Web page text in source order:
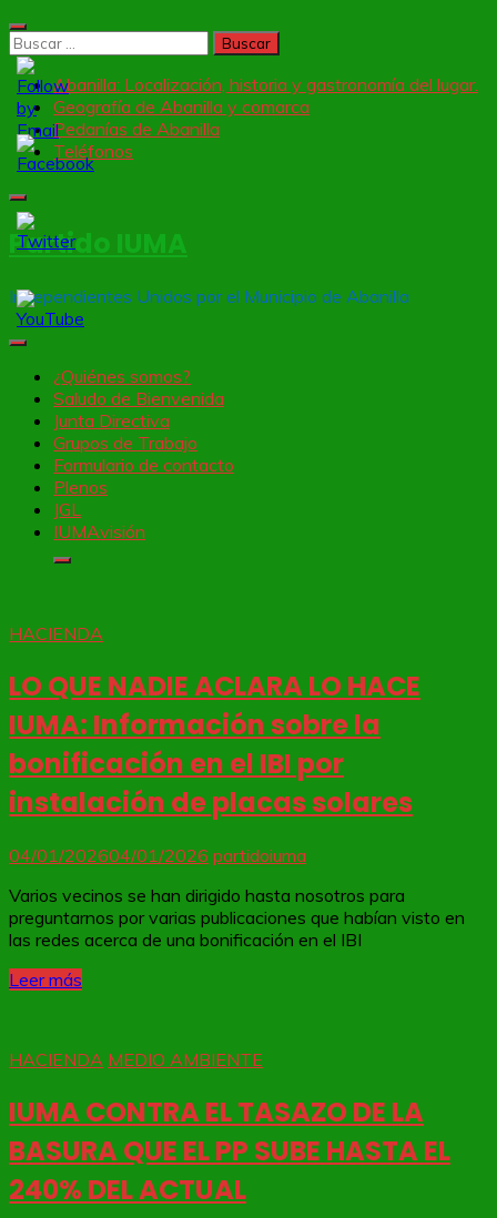
Saltar
al
contenido
Buscar:
Abanilla: Localización, historia y gastronomía del lugar.
Geografía de Abanilla y comarca
Pedanías de Abanilla
Teléfonos
Partido IUMA
Independientes Unidos por el Municipio de Abanilla
¿Quiénes somos?
Saludo de Bienvenida
Junta Directiva
Grupos de Trabajo
Formulario de contacto
Plenos
JGL
IUMAvisión
HACIENDA
LO QUE NADIE ACLARA LO HACE
IUMA: Información sobre la
bonificación en el IBI por
instalación de placas solares
04/01/202604/01/2026 partidoiuma
Varios vecinos se han dirigido hasta nosotros para
preguntarnos por varias publicaciones que habían visto en
las redes acerca de una bonificación en el IBI
Leer más
HACIENDA MEDIO AMBIENTE
IUMA CONTRA EL TASAZO DE LA
BASURA QUE EL PP SUBE HASTA EL
240% DEL ACTUAL
Set
Youtube
Channel